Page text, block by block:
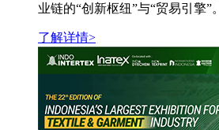
业链的“创新枢纽”与“贸易引擎”。
了解详情>